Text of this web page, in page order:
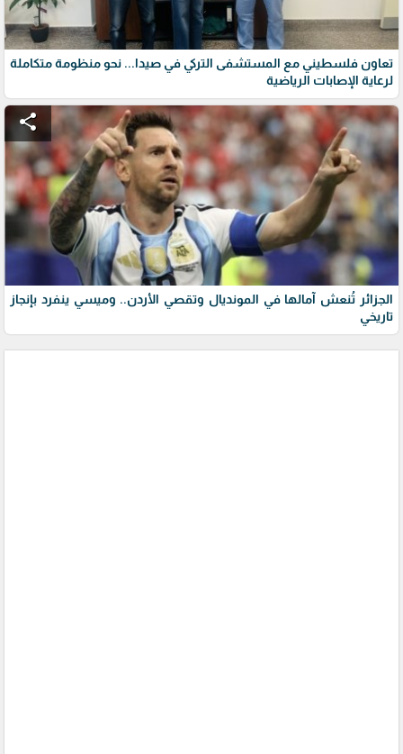
تعاون فلسطيني مع المستشفى التركي في صيدا... نحو منظومة متكاملة
لرعاية الإصابات الرياضية
share
الجزائر تُنعش آمالها في المونديال وتقصي الأردن.. وميسي ينفرد بإنجاز
تاريخي